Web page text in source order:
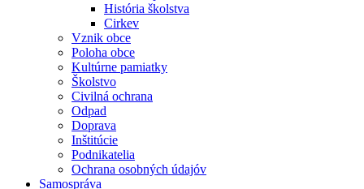
História školstva
Cirkev
Vznik obce
Poloha obce
Kultúrne pamiatky
Školstvo
Civilná ochrana
Odpad
Doprava
Inštitúcie
Podnikatelia
Ochrana osobných údajóv
Samospráva